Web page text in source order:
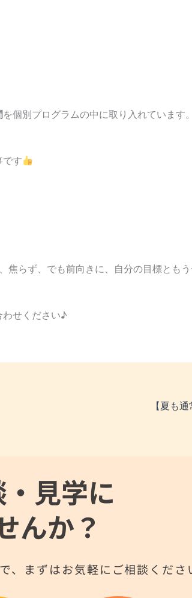
を個別プログラムの中に取り入れています
です
らず、でも前向きに、自分の目標とも
わせください♪
【夏も
見学に
んか？
、まずはお気軽にご相談くださ